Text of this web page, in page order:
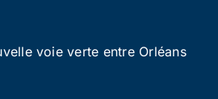
voie verte entre Orléans